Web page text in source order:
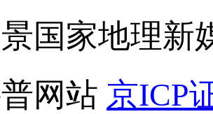
国家地理新
网站 京ICP